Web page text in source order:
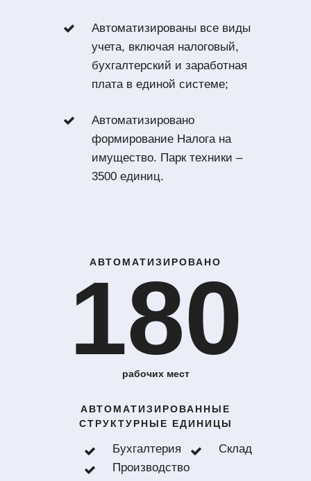
Автоматизированы все виды
учета, включая налоговый,
бухгалтерский и заработная
плата в единой системе;
Автоматизировано
формирование Налога на
имущество. Парк техники –
3500 единиц.
АВТОМАТИЗИРОВАНО
180
рабочих мест
АВТОМАТИЗИРОВАННЫЕ
СТРУКТУРНЫЕ ЕДИНИЦЫ
Бухгалтерия
Склад
Производство